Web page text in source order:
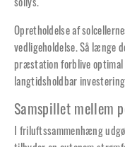
sollys.
Opretholdelse af
vedligeholdelse. Så længe
præstation forblive optimal
langtidsholdbar
Samspillet mellem
I friluftssammenhæng